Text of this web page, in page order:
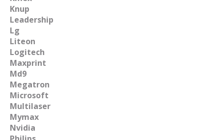
Knup
Leadership
Lg
Liteon
Logitech
Maxprint
Md9
Megatron
Microsoft
Multilaser
Mymax
Nvidia